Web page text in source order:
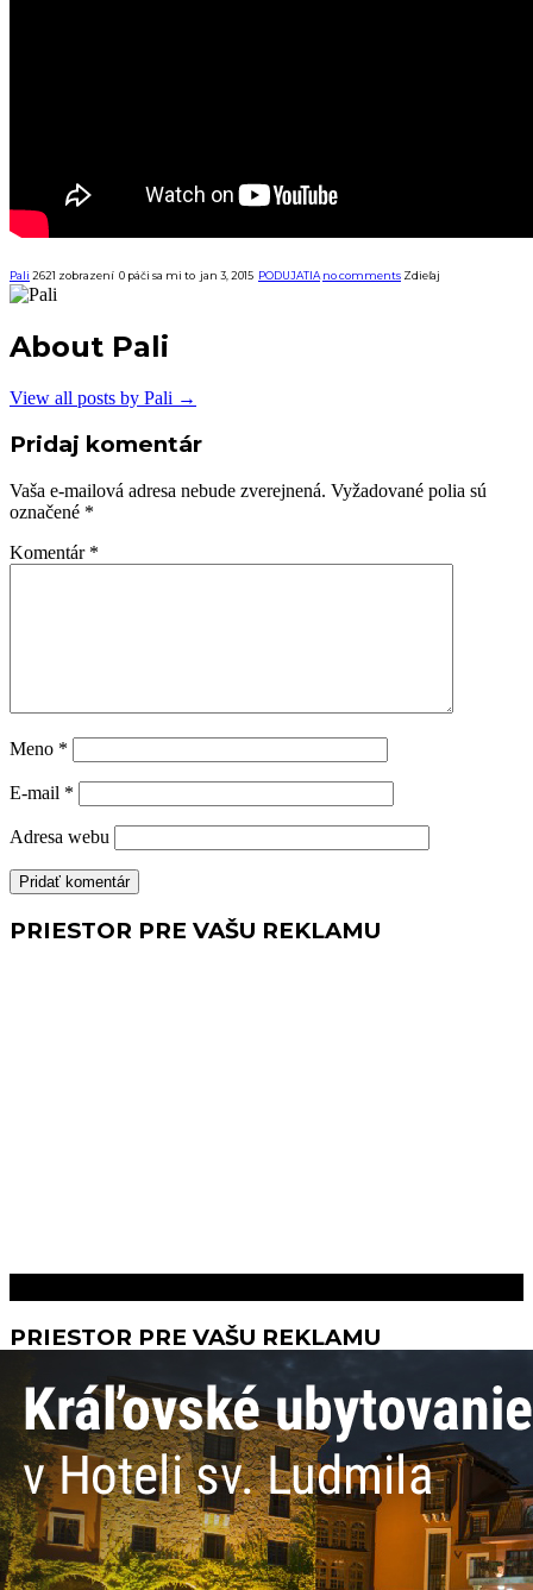
Pali 2621 zobrazení 0 páči sa mi to jan 3, 2015 PODUJATIA no comments Zdieľaj
About Pali
View all posts by Pali →
Pridaj komentár
Vaša e-mailová adresa nebude zverejnená. Vyžadované polia sú
označené *
Komentár *
Meno *
E-mail *
Adresa webu
PRIESTOR PRE VAŠU REKLAMU
PRIESTOR PRE VAŠU REKLAMU